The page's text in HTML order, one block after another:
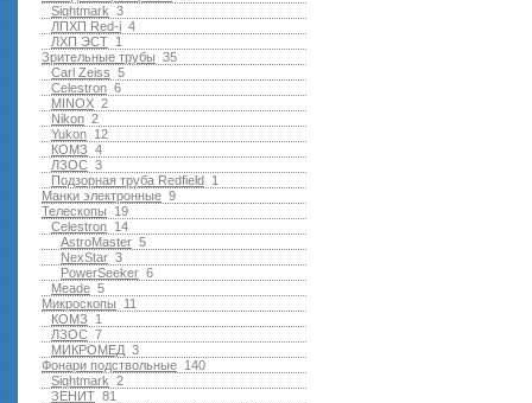
3
Sightmark
4
ЛПХП Red-i
1
ЛХП ЭСТ
35
Зрительные трубы
5
Carl Zeiss
6
Celestron
2
MINOX
2
Nikon
12
Yukon
4
КОМЗ
3
ЛЗОС
1
Подзорная труба Redfield
9
Манки электронные
19
Телескопы
14
Celestron
5
AstroMaster
3
NexStar
6
PowerSeeker
5
Meade
11
Микроскопы
1
КОМЗ
7
ЛЗОС
3
МИКРОМЕД
140
Фонари подствольные
2
Sightmark
81
ЗЕНИТ